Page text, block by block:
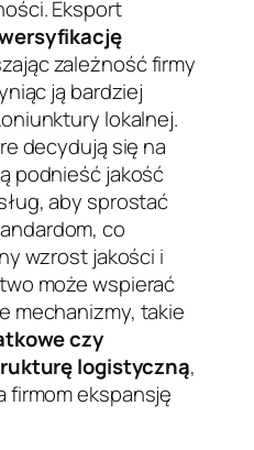
Eksport
zależność firmy
ją bardziej
lokalnej.
decydują się na
podnieść jakość
aby sprostać
co
wzrost jakości i
może wspierać
mechanizmy, takie
czy
logistyczną,
firmom ekspansję